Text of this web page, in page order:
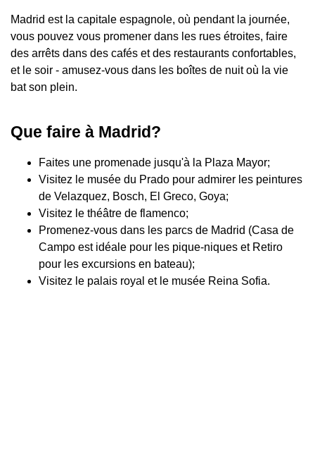
Madrid est la capitale espagnole, où pendant la journée,
vous pouvez vous promener dans les rues étroites, faire
des arrêts dans des cafés et des restaurants confortables,
et le soir - amusez-vous dans les boîtes de nuit où la vie
bat son plein.
Que faire à Madrid?
Faites une promenade jusqu'à la Plaza Mayor;
Visitez le musée du Prado pour admirer les peintures
de Velazquez, Bosch, El Greco, Goya;
Visitez le théâtre de flamenco;
Promenez-vous dans les parcs de Madrid (Casa de
Campo est idéale pour les pique-niques et Retiro
pour les excursions en bateau);
Visitez le palais royal et le musée Reina Sofia.